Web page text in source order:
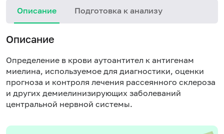
Описание Подготовка к анализу
Описание
Определение в крови аутоантител к антигенам
миелина, используемое для диагностики, оценки
прогноза и контроля лечения рассеянного склероза
и других демиелинизирующих заболеваний
центральной нервной системы.